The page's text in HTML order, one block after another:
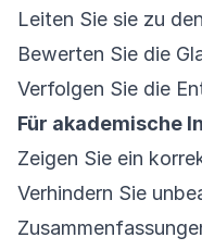
Leiten Sie sie zu
Bewerten Sie die
Verfolgen Sie die
Für akademische
Zeigen Sie ein
Verhindern Sie